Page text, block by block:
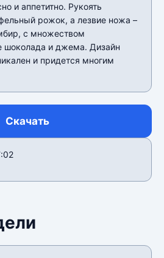
и аппетитно. Рукоять
рожок, а лезвие ножа –
с множеством
шоколада и джема. Дизайн
и придется многим
Скачать